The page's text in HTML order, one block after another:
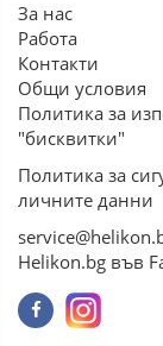
За нас
Работа
Контакти
Общи условия
Политика за
"бисквитки"
Политика за
личните данни
Helikon.bg във